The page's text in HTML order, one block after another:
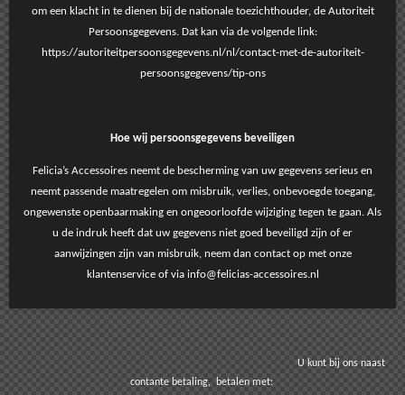
om een klacht in te dienen bij de nationale toezichthouder, de Autoriteit
Persoonsgegevens. Dat kan via de volgende link:
https://autoriteitpersoonsgegevens.nl/nl/contact-met-de-autoriteit-
persoonsgegevens/tip-ons
Hoe wij persoonsgegevens beveiligen
Felicia’s Accessoires neemt de bescherming van uw gegevens serieus en
neemt passende maatregelen om misbruik, verlies, onbevoegde toegang,
ongewenste openbaarmaking en ongeoorloofde wijziging tegen te gaan. Als
u de indruk heeft dat uw gegevens niet goed beveiligd zijn of er
aanwijzingen zijn van misbruik, neem dan contact op met onze
klantenservice of via info@felicias-accessoires.nl
U kunt bij ons naast
contante betaling, betalen met: